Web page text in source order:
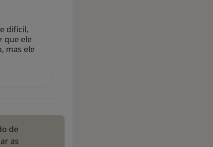
difícil,
que ele
mas ele
de
as